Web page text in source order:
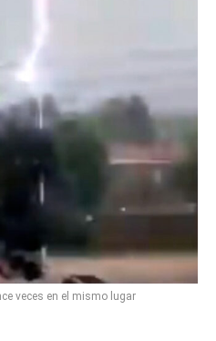
veces en el mismo lugar